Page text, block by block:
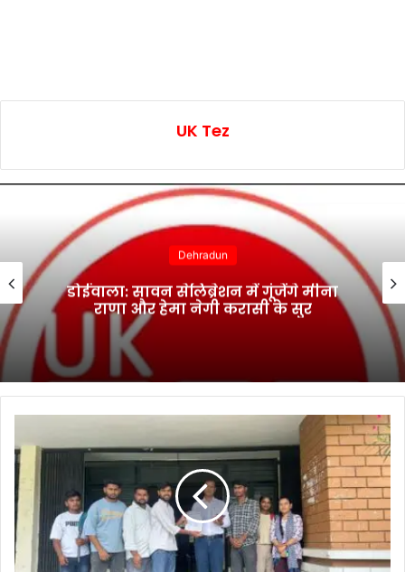
UK Tez
Dehradun
डोईवाला: सावन सेलिब्रेशन में गूंजेंगे मीना
राणा और हेमा नेगी करासी के सुर